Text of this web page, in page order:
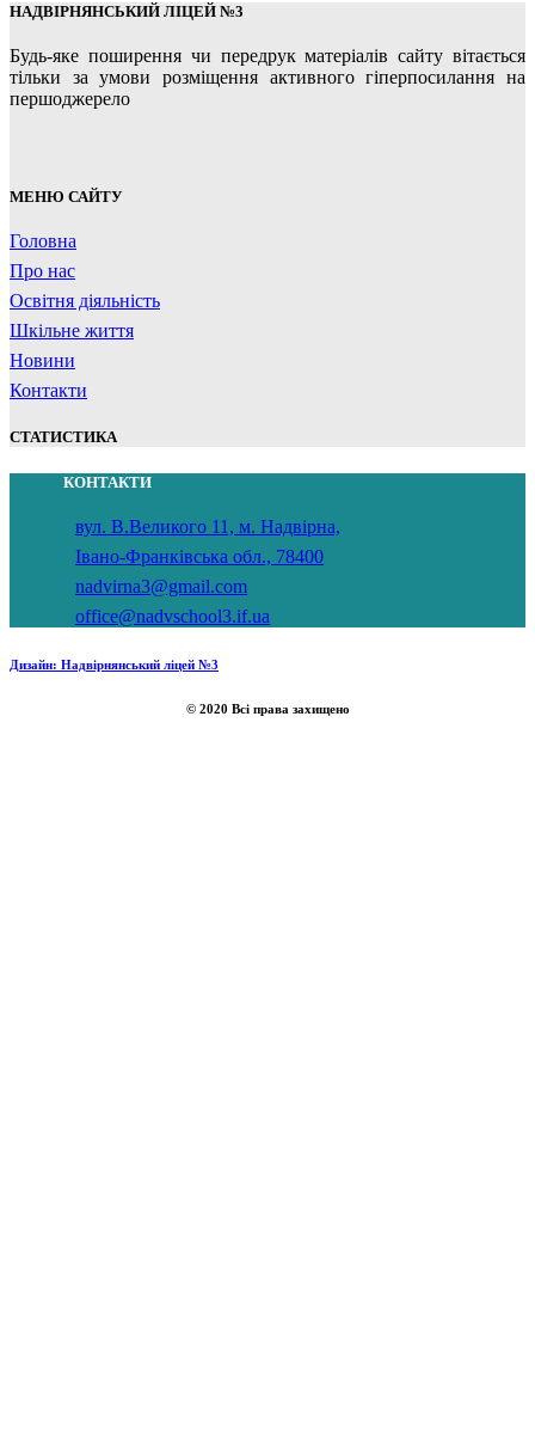
НАДВІРНЯНСЬКИЙ ЛІЦЕЙ №3
Будь-яке поширення чи передрук матеріалів сайту вітається
тільки за умови розміщення активного гіперпосилання на
першоджерело
МЕНЮ САЙТУ
Головна
Про нас
Освітня діяльність
Шкільне життя
Новини
Контакти
СТАТИСТИКА
КОНТАКТИ
вул. В.Великого 11, м. Надвірна,
Івано-Франківська обл., 78400
nadvirna3@gmail.com
office@nadvschool3.if.ua
Дизайн: Надвірнянський ліцей №3
© 2020 Всі права захищено